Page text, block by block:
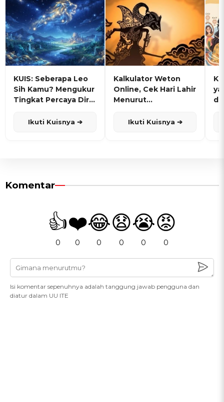
KUIS: Seberapa Leo
Sih Kamu? Mengukur
Tingkat Percaya Diri
Ikuti Kuisnya ➔
Kalkulator Weton
Online, Cek Hari Lahir
Menurut
Ikuti Kuisnya ➔
Komentar
👍
0
❤️
0
😂
0
😧
0
😭
0
😡
0
Isi komentar sepenuhnya adalah tanggung jawab pengguna dan
diatur dalam UU ITE